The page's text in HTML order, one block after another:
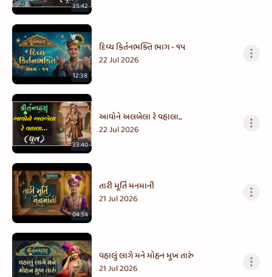
35:42
12:38
દિવ્ય કિર્તનભક્તિ ભાગ - ૧૫
22 Jul 2026
33:40
આવોને અલબેલા રે વહાલા...
22 Jul 2026
04:34
તારી મૂર્તિ મનમાની
21 Jul 2026
વહાલું લાગે મને મોહન મુખ તારું
21 Jul 2026